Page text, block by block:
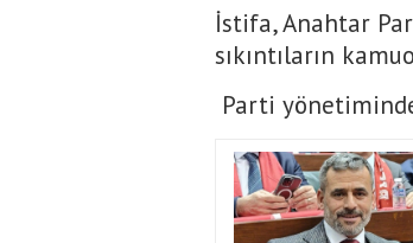
İstifa, Anahtar
sıkıntıların
Parti